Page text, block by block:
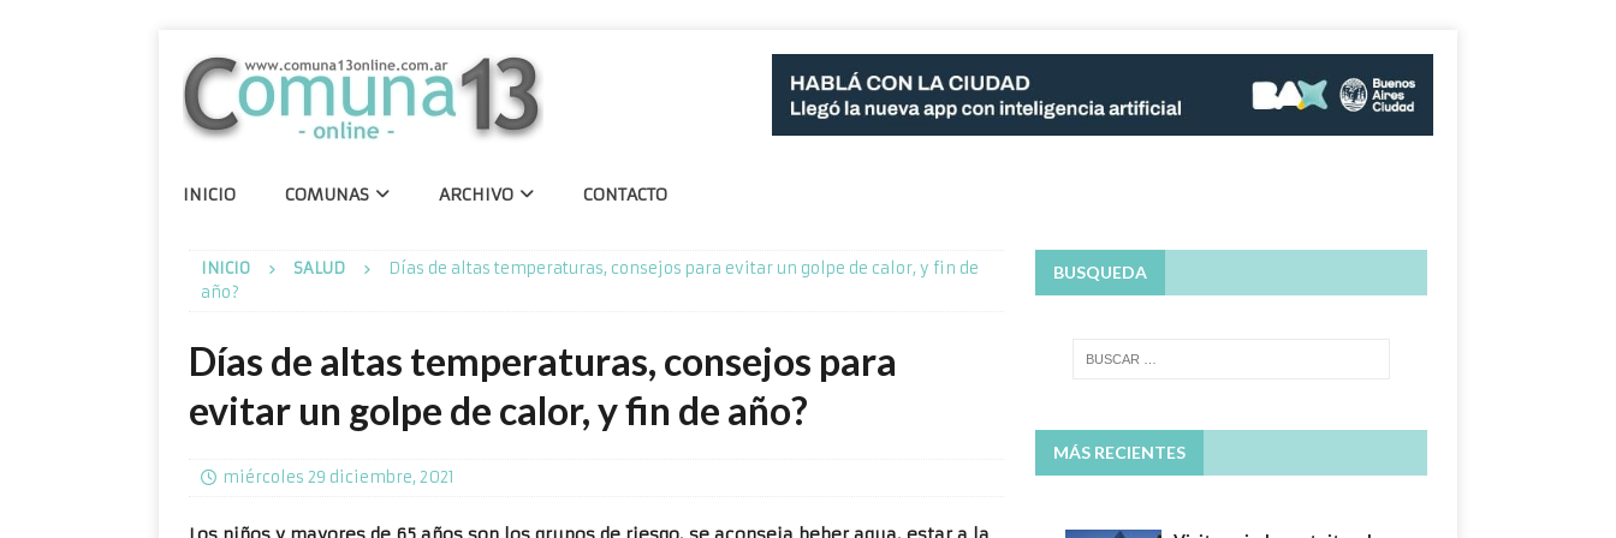
INICIO COMUNAS ARCHIVO CONTACTO
INICIO SALUD
Días de altas temperaturas, consejos para evitar un golpe de calor, y fin de
año?
Días de altas temperaturas, consejos para
evitar un golpe de calor, y fin de año?
miércoles 29 diciembre, 2021
BUSQUEDA
MÁS RECIENTES